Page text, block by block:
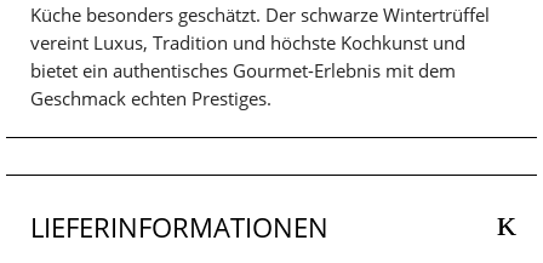
Küche besonders geschätzt. Der schwarze Wintertrüffel
vereint Luxus, Tradition und höchste Kochkunst und
bietet ein authentisches Gourmet-Erlebnis mit dem
Geschmack echten Prestiges.
LIEFERINFORMATIONEN